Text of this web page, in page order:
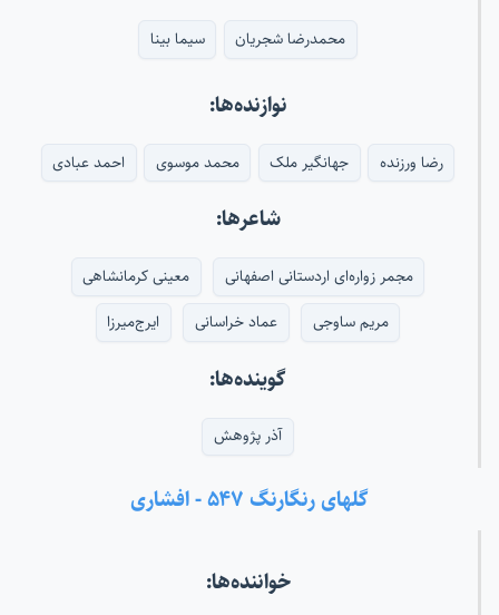
محمدرضا شجریان سیما بینا
نوازنده‌ها:
رضا ورزنده جهانگیر ملک محمد موسوی احمد عبادی
شاعرها:
مجمر زواره‌ای اردستانی اصفهانی
معینی کرمانشاهی
مریم ساوجی
عماد خراسانی ایرج‌میرزا
گوینده‌ها:
آذر پژوهش
گلهای رنگارنگ ۵۴۷ - افشاری
خواننده‌ها: